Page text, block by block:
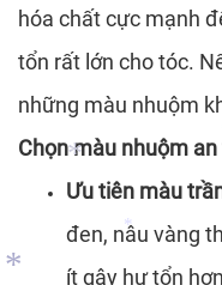
hóa chất cực mạnh
tổn rất lớn cho tóc.
những màu nhuộm
Chọn màu nhuộm
Ưu tiên màu
đen, nâu vàng
ít gây hư tổn